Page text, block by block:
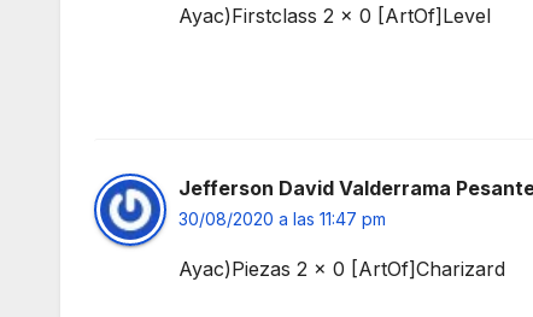
Ayac)Firstclass 2 x 0 [ArtOf]Level
Jefferson David Valderrama
30/08/2020 a las 11:47 pm
Ayac)Piezas 2 x 0 [ArtOf]Charizard